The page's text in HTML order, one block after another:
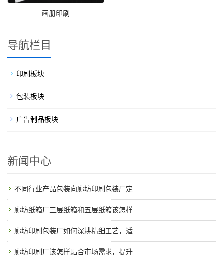
画册印刷
导航栏目
印刷板块
包装板块
广告制品板块
新闻中心
不同行业产品包装向廊坊印刷包装厂定
廊坊纸箱厂三层纸箱和五层纸箱该怎样
廊坊印刷包装厂如何深耕精细工艺，适
廊坊印刷厂该怎样贴合市场需求，提升